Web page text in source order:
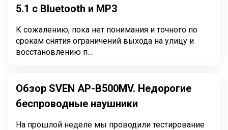
5.1 с Bluetooth и MP3
К сожалению, пока нет понимания и точного по
срокам снятия ограничений выхода на улицу и
восстановлению п...
Обзор SVEN AP-B500MV. Недорогие
беспроводные наушники
На прошлой неделе мы проводили тестирование